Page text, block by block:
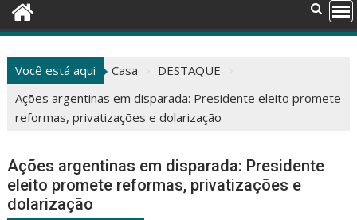
Você está aqui Casa
DESTAQUE
Ações argentinas em disparada: Presidente eleito promete
reformas, privatizações e dolarização
Ações argentinas em disparada: Presidente
eleito promete reformas, privatizações e
dolarização